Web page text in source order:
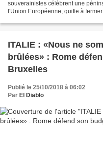
souverainistes célèbrent une
l'Union Européenne, quitte à
ITALIE : «Nous ne
brûlées» : Rome
Bruxelles
Publié le 25/10/2018 à 06:02
Par El Diablo